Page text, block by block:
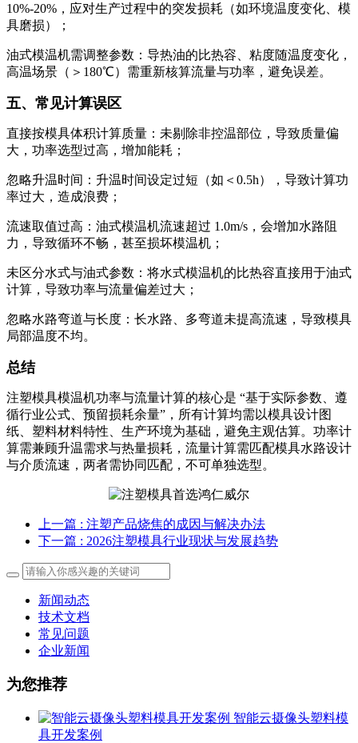
10%-20%，应对生产过程中的突发损耗（如环境温度变化、模
具磨损）；
油式模温机需调整参数：导热油的比热容、粘度随温度变化，
高温场景（＞180℃）需重新核算流量与功率，避免误差。
五、常见计算误区
直接按模具体积计算质量：未剔除非控温部位，导致质量偏
大，功率选型过高，增加能耗；
忽略升温时间：升温时间设定过短（如＜0.5h），导致计算功
率过大，造成浪费；
流速取值过高：油式模温机流速超过 1.0m/s，会增加水路阻
力，导致循环不畅，甚至损坏模温机；
未区分水式与油式参数：将水式模温机的比热容直接用于油式
计算，导致功率与流量偏差过大；
忽略水路弯道与长度：长水路、多弯道未提高流速，导致模具
局部温度不均。
总结
注塑模具模温机功率与流量计算的核心是 “基于实际参数、遵
循行业公式、预留损耗余量”，所有计算均需以模具设计图
纸、塑料材料特性、生产环境为基础，避免主观估算。功率计
算需兼顾升温需求与热量损耗，流量计算需匹配模具水路设计
与介质流速，两者需协同匹配，不可单独选型。
上一篇 : 注塑产品烧焦的成因与解决办法
下一篇 : 2026注塑模具行业现状与发展趋势
新闻动态
技术文档
常见问题
企业新闻
为您推荐
智能云摄像头塑料模
具开发案例